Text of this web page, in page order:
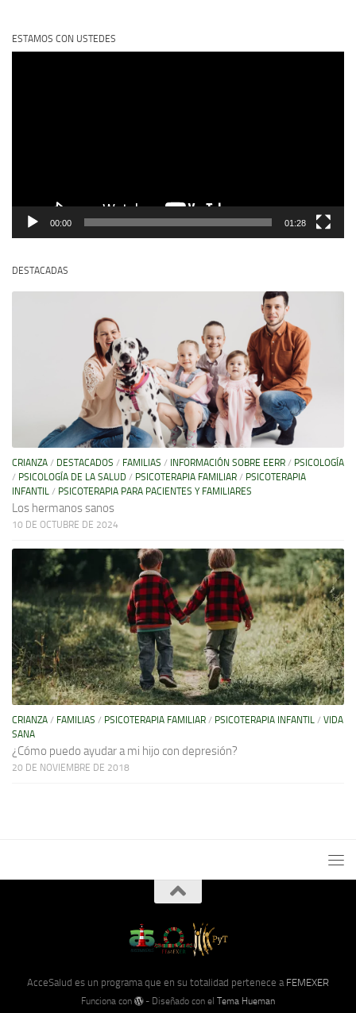
ESTAMOS CON USTEDES
00:00 01:28
DESTACADAS
CRIANZA / DESTACADOS / FAMILIAS / INFORMACIÓN SOBRE EERR / PSICOLOGÍA
/ PSICOLOGÍA DE LA SALUD / PSICOTERAPIA FAMILIAR / PSICOTERAPIA
INFANTIL / PSICOTERAPIA PARA PACIENTES Y FAMILIARES
Los hermanos sanos
10 DE OCTUBRE DE 2024
CRIANZA / FAMILIAS / PSICOTERAPIA FAMILIAR / PSICOTERAPIA INFANTIL / VIDA
SANA
¿Cómo puedo ayudar a mi hijo con depresión?
20 DE NOVIEMBRE DE 2018
AcceSalud es un programa que en su totalidad pertenece a FEMEXER
Funciona con - Diseñado con elTema Hueman